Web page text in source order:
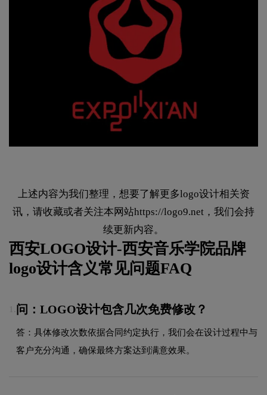
上述内容为我们整理，想要了解更多logo设计相关资
讯，请收藏或者关注本网站https://logo9.net ，我们会持
续更新内容。
西安LOGO设计-西安音乐学院品牌
logo设计含义常见问题FAQ
问：LOGO设计包含几次免费修改？
答：具体修改次数依据合同约定执行，我们会在设计过程中与
客户充分沟通，确保最终方案达到满意效果。